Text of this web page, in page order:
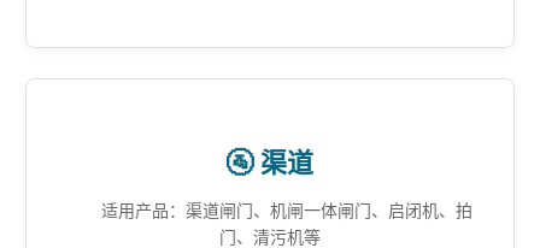
🚰 渠道
适用产品：渠道闸门、机闸一体闸门、启闭机、拍
门、清污机等